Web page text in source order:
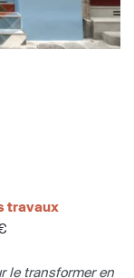
travaux
le transformer en